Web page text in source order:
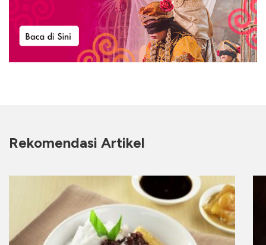
Rekomendasi Artikel